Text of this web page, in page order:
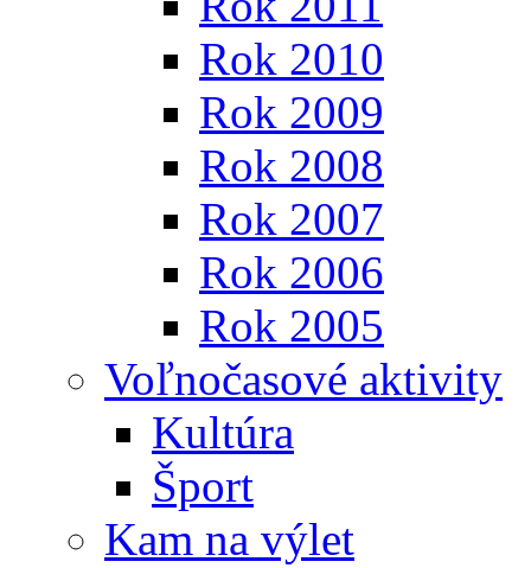
Rok 2010
Rok 2009
Rok 2008
Rok 2007
Rok 2006
Rok 2005
Voľnočasové aktivity
Kultúra
Šport
Kam na výlet